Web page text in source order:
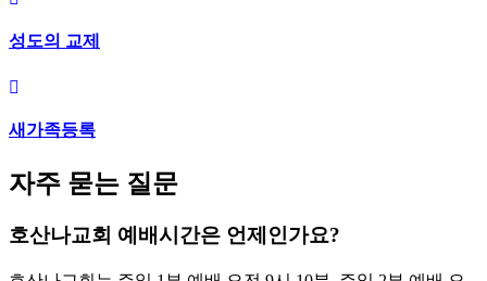
성도의 교제
새가족등록
자주 묻는 질문
호산나교회 예배시간은 언제인가요?